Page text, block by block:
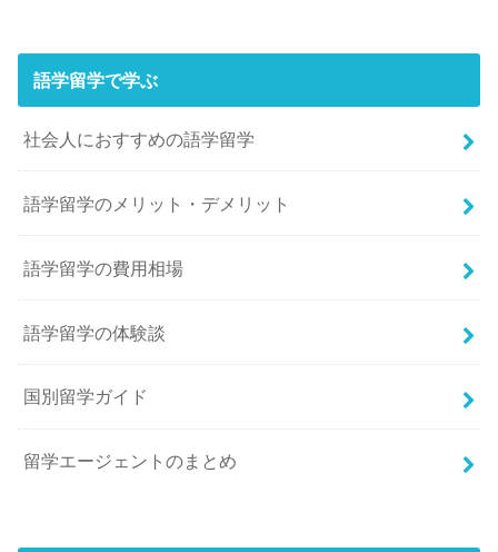
語学留学で学ぶ
社会人におすすめの語学留学
語学留学のメリット・デメリット
語学留学の費用相場
語学留学の体験談
国別留学ガイド
留学エージェントのまとめ